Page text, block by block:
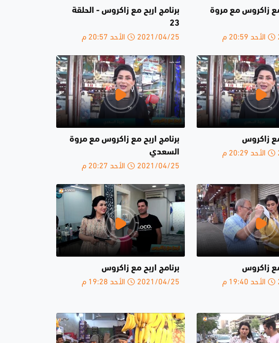
مع زاكروس مع مروة
برنامج اربح مع زاكروس - الحلقة
23
2021/04/25 الأحد 20:57 م
مع زاكروس
برنامج اربح مع زاكروس مع مروة
السعدي
2021/04/25 الأحد 20:27 م
مع زاكروس برنامج اربح مع زاكروس
2021/04/25 الأحد 19:28 م